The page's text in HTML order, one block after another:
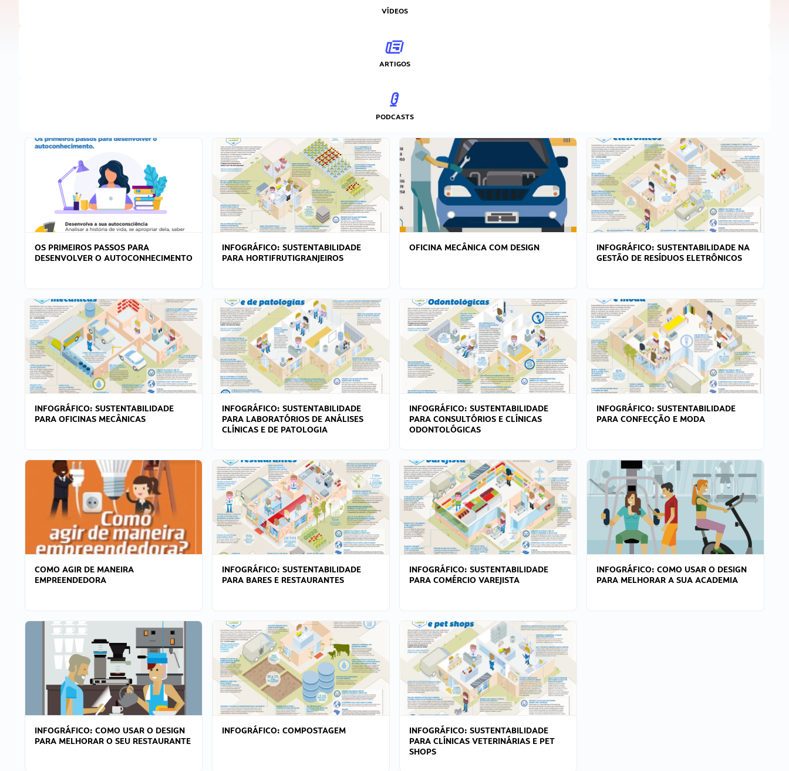
VÍDEOS
ARTIGOS
PODCASTS
OS PRIMEIROS PASSOS PARA
DESENVOLVER O AUTOCONHECIMENTO
INFOGRÁFICO: SUSTENTABILIDADE
PARA HORTIFRUTIGRANJEIROS
OFICINA MECÂNICA COM DESIGN
INFOGRÁFICO: SUSTENTABILIDADE NA
GESTÃO DE RESÍDUOS ELETRÔNICOS
INFOGRÁFICO: SUSTENTABILIDADE
PARA OFICINAS MECÂNICAS
INFOGRÁFICO: SUSTENTABILIDADE
PARA LABORATÓRIOS DE ANÁLISES
CLÍNICAS E DE PATOLOGIA
INFOGRÁFICO: SUSTENTABILIDADE
PARA CONSULTÓRIOS E CLÍNICAS
ODONTOLÓGICAS
INFOGRÁFICO: SUSTENTABILIDADE
PARA CONFECÇÃO E MODA
COMO AGIR DE MANEIRA
EMPREENDEDORA
INFOGRÁFICO: SUSTENTABILIDADE
PARA BARES E RESTAURANTES
INFOGRÁFICO: SUSTENTABILIDADE
PARA COMÉRCIO VAREJISTA
INFOGRÁFICO: COMO USAR O DESIGN
PARA MELHORAR A SUA ACADEMIA
INFOGRÁFICO: COMO USAR O DESIGN
PARA MELHORAR O SEU RESTAURANTE
INFOGRÁFICO: COMPOSTAGEM
INFOGRÁFICO: SUSTENTABILIDADE
PARA CLÍNICAS VETERINÁRIAS E PET
SHOPS